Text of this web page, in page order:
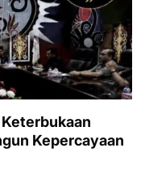
Kepercayaan